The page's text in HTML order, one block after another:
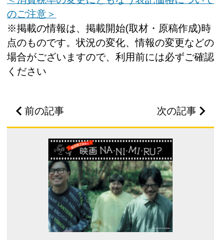
のご注意＞
※掲載の情報は、掲載開始(取材・原稿作成)時
点のものです。状況の変化、情報の変更などの
場合がございますので、利用前には必ずご確認
ください
前の記事 次の記事